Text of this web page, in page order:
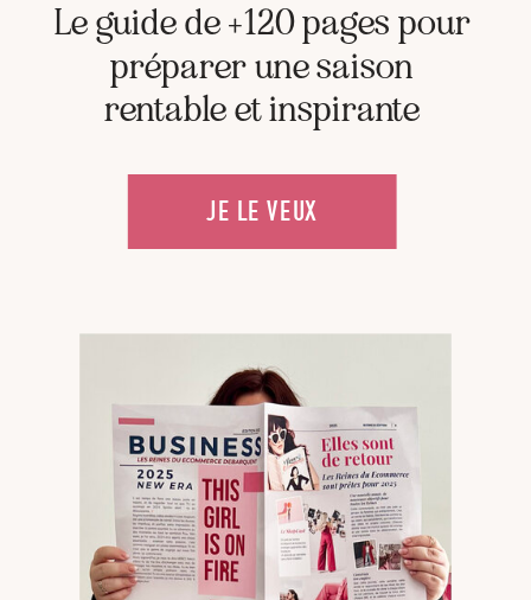
Le guide de +120 pages pour
préparer une saison
rentable et inspirante
JE LE VEUX